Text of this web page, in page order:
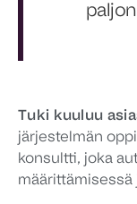
Tuki kuuluu
järjestelmän
konsultti, joka
määrittämisessä